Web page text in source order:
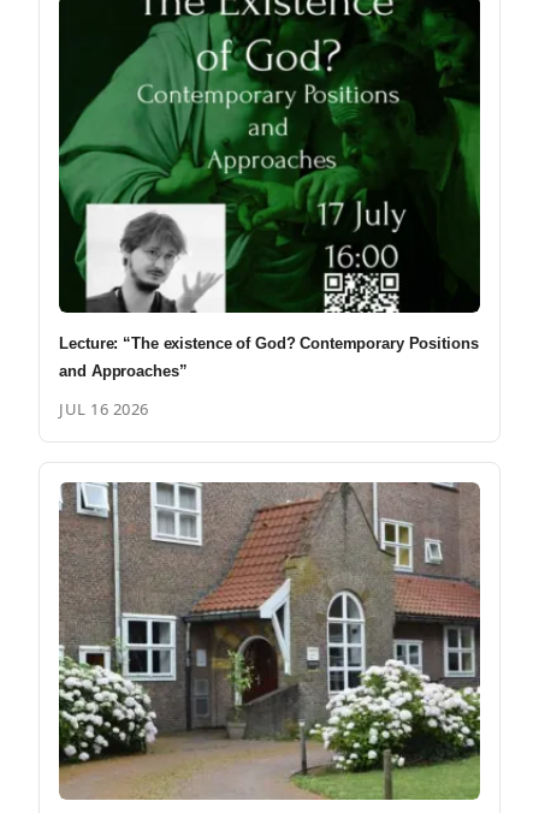
Lecture: “The existence of God? Contemporary Positions
and Approaches”
JUL 16 2026